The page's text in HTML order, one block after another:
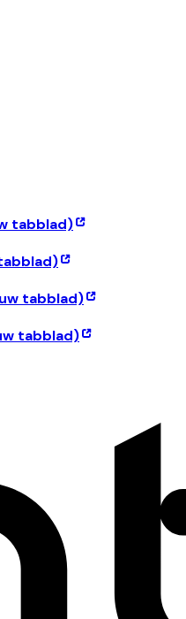
tabblad)
tabblad)
tabblad)